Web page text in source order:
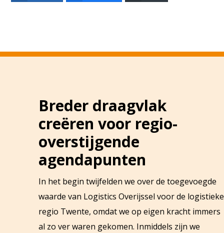
Breder draagvlak
creëren voor regio-
overstijgende
agendapunten
In het begin twijfelden we over de toegevoegde
waarde van Logistics Overijssel voor de logistieke
regio Twente, omdat we op eigen kracht immers
al zo ver waren gekomen. Inmiddels zijn we